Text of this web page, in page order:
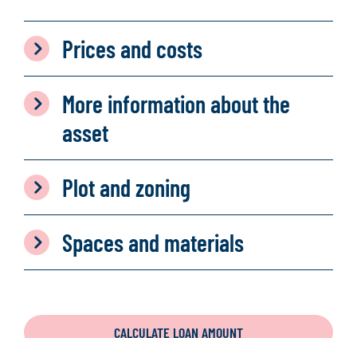
Prices and costs
More information about the
asset
Plot and zoning
Spaces and materials
CALCULATE LOAN AMOUNT